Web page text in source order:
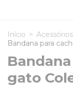
Início > Acessórios
Bandana para
gato